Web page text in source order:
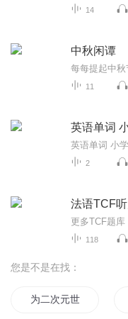
14
中秋闲谭
11
英语单词
2
法语TCF
更多TCF题库
118
您是不是在找：
为二次元世界献上祝福